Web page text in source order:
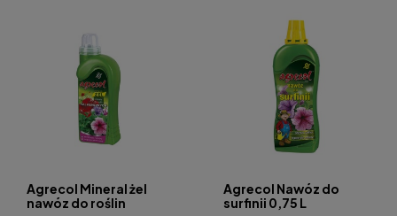
Agrecol Mineral żel
nawóz do roślin
Agrecol Nawóz do
surfinii 0,75 L